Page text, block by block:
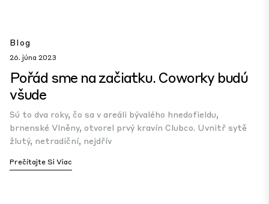
Blog
26. júna 2023
Pořád sme na začiatku. Coworky budú
všude
Sú to dva roky, čo sa v areáli bývalého hnedofieldu,
brnenské Vlněny, otvorel prvý kravín Clubco. Uvnitř sytě
žlutý, netradiční, nejdřív
Prečítajte Si Viac